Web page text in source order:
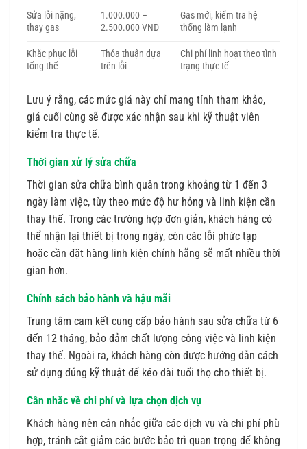
Sửa lỗi nặng,
thay gas
1.000.000 –
2.500.000 VNĐ
Gas mới, kiểm tra hệ
thống làm lạnh
Khắc phục lỗi
tổng thể
Thỏa thuận dựa
trên lỗi
Chi phí linh hoạt theo tình
trạng thực tế
Lưu ý rằng, các mức giá này chỉ mang tính tham khảo,
giá cuối cùng sẽ được xác nhận sau khi kỹ thuật viên
kiểm tra thực tế.
Thời gian xử lý sửa chữa
Thời gian sửa chữa bình quân trong khoảng từ 1 đến 3
ngày làm việc, tùy theo mức độ hư hỏng và linh kiện cần
thay thế. Trong các trường hợp đơn giản, khách hàng có
thể nhận lại thiết bị trong ngày, còn các lỗi phức tạp
hoặc cần đặt hàng linh kiện chính hãng sẽ mất nhiều thời
gian hơn.
Chính sách bảo hành và hậu mãi
Trung tâm cam kết cung cấp bảo hành sau sửa chữa từ 6
đến 12 tháng, bảo đảm chất lượng công việc và linh kiện
thay thế. Ngoài ra, khách hàng còn được hướng dẫn cách
sử dụng đúng kỹ thuật để kéo dài tuổi thọ cho thiết bị.
Cân nhắc về chi phí và lựa chọn dịch vụ
Khách hàng nên cân nhắc giữa các dịch vụ và chi phí phù
hợp, tránh cắt giảm các bước bảo trì quan trọng để không